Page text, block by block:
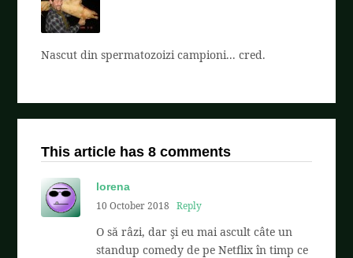
Nascut din spermatozoizi campioni... cred.
This article has 8 comments
lorena
10 October 2018
Reply
O să râzi, dar şi eu mai ascult câte un
standup comedy de pe Netflix în timp ce